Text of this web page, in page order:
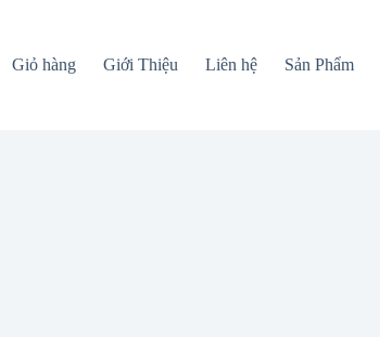
Giỏ hàng Giới Thiệu Liên hệ Sản Phẩm